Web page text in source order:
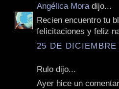
Angélica Mora dijo...
Recien encuentro tu
felicitaciones y feliz
25 DE
Rulo dijo...
Ayer hice un